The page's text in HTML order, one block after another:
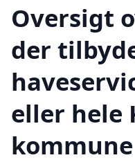
Oversigt
der
eller hele
kommune